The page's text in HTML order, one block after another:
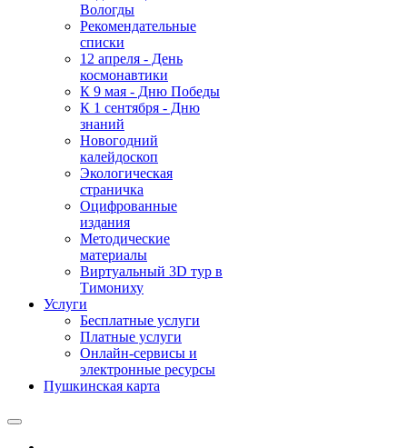
Вологды
Рекомендательные
списки
12 апреля - День
космонавтики
К 9 мая - Дню Победы
К 1 сентября - Дню
знаний
Новогодний
калейдоскоп
Экологическая
страничка
Оцифрованные
издания
Методические
материалы
Виртуальный 3D тур в
Тимониху
Услуги
Бесплатные услуги
Платные услуги
Онлайн-сервисы и
электронные ресурсы
Пушкинская карта